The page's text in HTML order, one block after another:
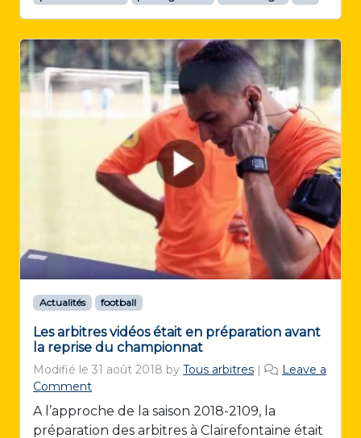
Actualités football
Les arbitres vidéos était en préparation avant
la reprise du championnat
Modifié le 31 août 2018 by Tous arbitres |
Leave a
Comment
A l’approche de la saison 2018-2109, la
préparation des arbitres à Clairefontaine était